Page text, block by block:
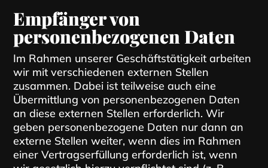
Empfänger von
personenbezogenen Daten
Im Rahmen unserer Geschäftstätigkeit arbeiten
wir mit verschiedenen externen Stellen
zusammen. Dabei ist teilweise auch eine
Übermittlung von personenbezogenen Daten
an diese externen Stellen erforderlich. Wir
geben personenbezogene Daten nur dann an
externe Stellen weiter, wenn dies im Rahmen
einer Vertragserfüllung erforderlich ist, wenn